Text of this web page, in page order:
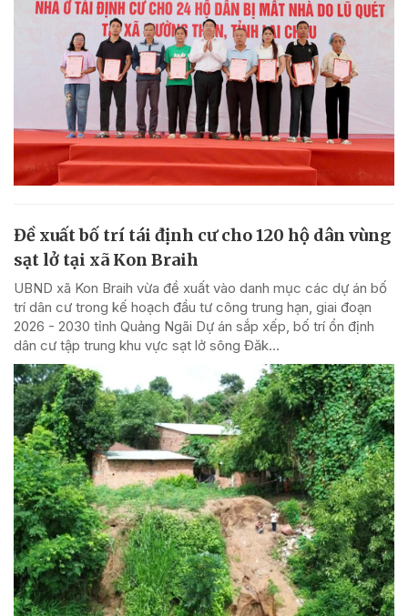
Đề xuất bố trí tái định cư cho 120 hộ dân vùng
sạt lở tại xã Kon Braih
UBND xã Kon Braih vừa đề xuất vào danh mục các dự án bố
trí dân cư trong kế hoạch đầu tư công trung hạn, giai đoạn
2026 - 2030 tỉnh Quảng Ngãi Dự án sắp xếp, bố trí ổn định
dân cư tập trung khu vực sạt lở sông Đăk...